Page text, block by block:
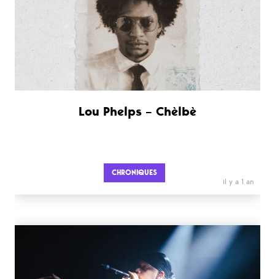
Lou Phelps – Chèlbè
CHRONIQUES
il y a 1 an